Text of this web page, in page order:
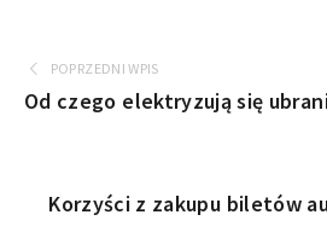
POPRZEDNI WPIS
Od czego elektryzują się
Korzyści z zakupu biletów